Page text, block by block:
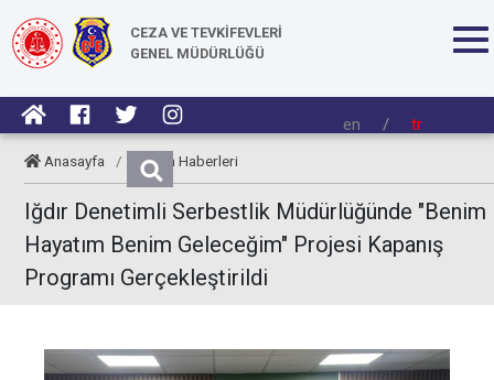
CEZA VE TEVKİFEVLERİ
GENEL MÜDÜRLÜĞÜ
en / tr
Anasayfa / Kurum Haberleri
Iğdır Denetimli Serbestlik Müdürlüğünde "Benim
Hayatım Benim Geleceğim" Projesi Kapanış
Programı Gerçekleştirildi